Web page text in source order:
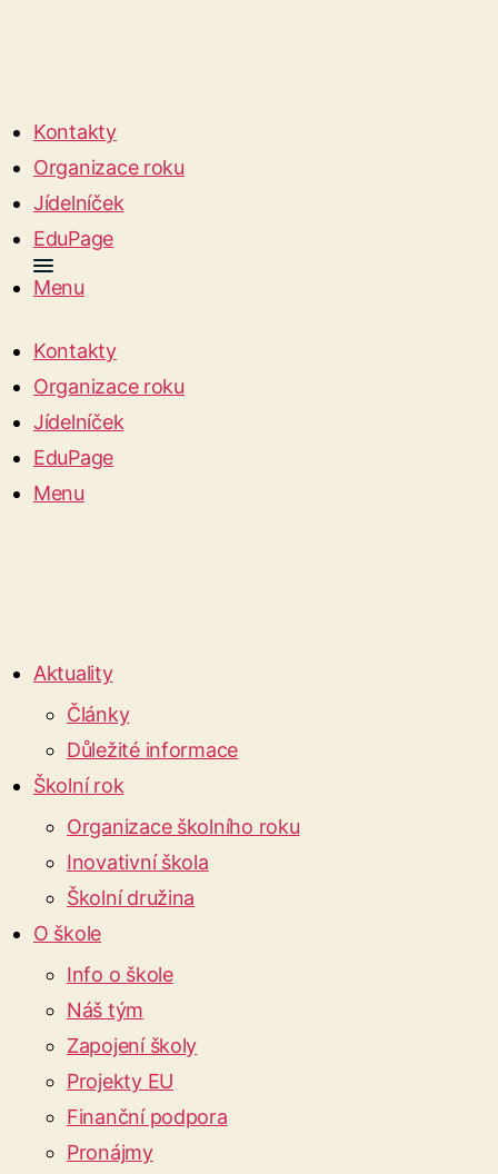
Kontakty
Organizace roku
Jídelníček
EduPage
Menu
Kontakty
Organizace roku
Jídelníček
EduPage
Menu
Aktuality
Články
Důležité informace
Školní rok
Organizace školního roku
Inovativní škola
Školní družina
O škole
Info o škole
Náš tým
Zapojení školy
Projekty EU
Finanční podpora
Pronájmy